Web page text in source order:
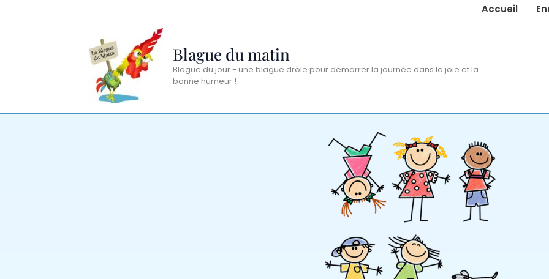
Accueil
Blague du matin
Blague du jour - une blague drôle pour démarrer la journée dans la joie et la
bonne humeur !